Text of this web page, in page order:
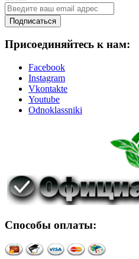
Подписаться
Присоединяйтесь к нам:
Facebook
Instagram
Vkontakte
Youtube
Odnoklassniki
Способы оплаты: